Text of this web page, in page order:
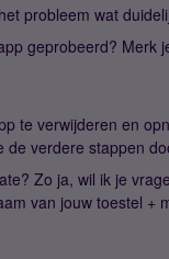
probleem wat
geprobeerd? Merk
te verwijderen en
verdere stappen
Zo ja, wil ik je
van jouw toestel +